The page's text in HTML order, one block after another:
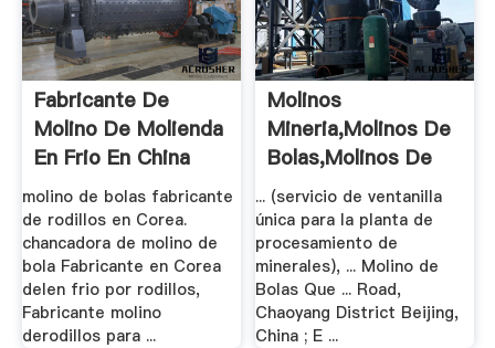
Fabricante De
Molino De Molienda
En Frio En China
molino de bolas fabricante
de rodillos en Corea.
chancadora de molino de
bola Fabricante en Corea
delen frio por rodillos,
Fabricante molino
derodillos para ...
Molinos
Mineria,molinos De
Bolas,molinos De
Barras
... (servicio de ventanilla
única para la planta de
procesamiento de
minerales), ... Molino de
Bolas Que ... Road,
Chaoyang District Beijing,
China ; E ...